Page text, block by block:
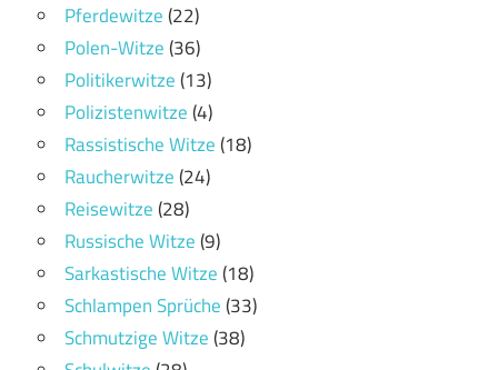
Pferdewitze(22)
Polen-Witze(36)
Politikerwitze(13)
Polizistenwitze(4)
Rassistische Witze(18)
Raucherwitze(24)
Reisewitze(28)
Russische Witze(9)
Sarkastische Witze(18)
Schlampen Sprüche(33)
Schmutzige Witze(38)